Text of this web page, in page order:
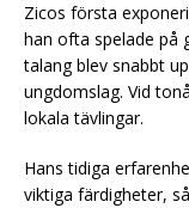
Zicos första
han ofta spelade på
talang blev snabbt
ungdomslag. Vid
lokala tävlingar.
Hans tidiga
viktiga färdigheter,